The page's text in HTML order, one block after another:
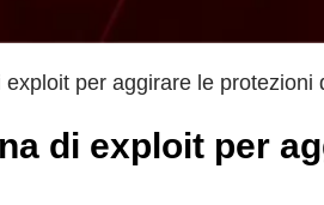
per aggirare le protezioni
di exploit per